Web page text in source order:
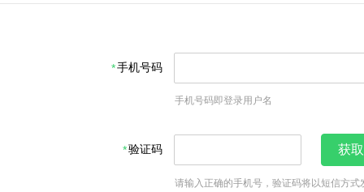
手机号码
手机号码即登录用户名
验证码 获
请输入正确的手机号，验证码将以短信方式